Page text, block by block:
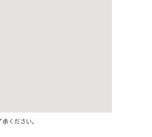
ください。